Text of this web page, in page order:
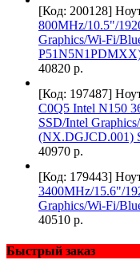
[Код: 200128]
800MHz/10.5"/
Graphics/Wi-Fi/
40820 р.
[Код: 197487]
C0Q5 Intel N150
SSD/Intel
(NX.DGJCD.001)
40970 р.
[Код: 179443]
3400MHz/15.6"/
Graphics/Wi-Fi/
40510 р.
Быстрый заказ